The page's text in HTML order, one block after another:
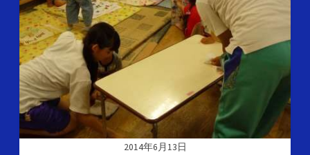
ー
2014年6月13日